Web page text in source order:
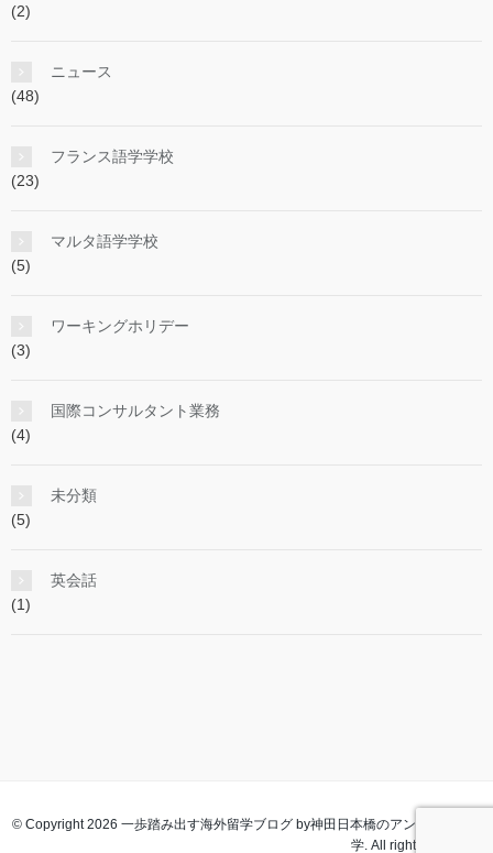
(2)
ニュース
(48)
フランス語学学校
(23)
マルタ語学学校
(5)
ワーキングホリデー
(3)
国際コンサルタント業務
(4)
未分類
(5)
英会話
(1)
© Copyright 2026 一歩踏み出す海外留学ブログ by神田日本橋のアンジェラス留
学. All rights reserved.